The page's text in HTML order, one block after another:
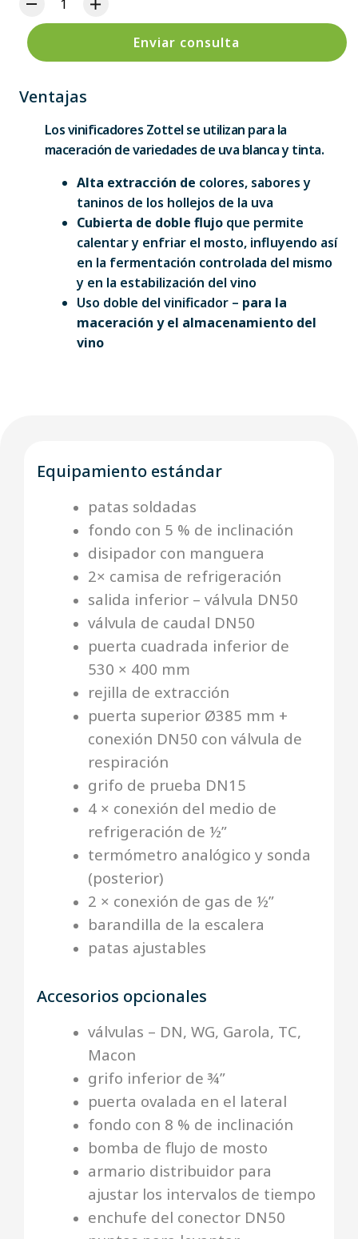
Enviar consulta
Ventajas
Los vinificadores Zottel se utilizan para la
maceración de variedades de uva blanca y tinta.
Alta extracción de colores, sabores y
taninos de los hollejos de la uva
Cubierta de doble flujoque permite
calentar y enfriar el mosto, influyendo así
en la fermentación controlada del mismo
y en la estabilización del vino
Uso doble del vinificador – para la
maceración y el almacenamiento del
vino
Equipamiento estándar
patas soldadas
fondo con 5 % de inclinación
disipador con manguera
2× camisa de refrigeración
salida inferior – válvula DN50
válvula de caudal DN50
puerta cuadrada inferior de
530 × 400 mm
rejilla de extracción
puerta superior Ø385 mm +
conexión DN50 con válvula de
respiración
grifo de prueba DN15
4 × conexión del medio de
refrigeración de ½”
termómetro analógico y sonda
(posterior)
2 × conexión de gas de ½”
barandilla de la escalera
patas ajustables
Accesorios opcionales
válvulas – DN, WG, Garola, TC,
Macon
grifo inferior de ¾”
puerta ovalada en el lateral
fondo con 8 % de inclinación
bomba de flujo de mosto
armario distribuidor para
ajustar los intervalos de tiempo
enchufe del conector DN50